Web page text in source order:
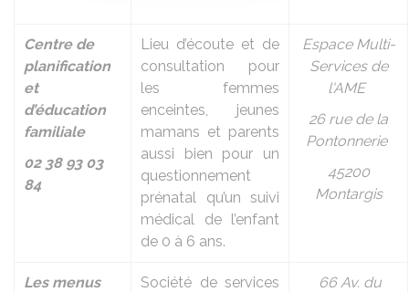
Centre de
planification
et
d’éducation
familiale
02 38 93 03
84
Lieu d’écoute et de
consultation pour
les femmes
enceintes, jeunes
mamans et parents
aussi bien pour un
questionnement
prénatal qu’un suivi
médical de l’enfant
de 0 à 6 ans.
Espace Multi-
Services de
l'AME
26 rue de la
Pontonnerie
45200
Montargis
Les menus
Société de services
66 Av. du